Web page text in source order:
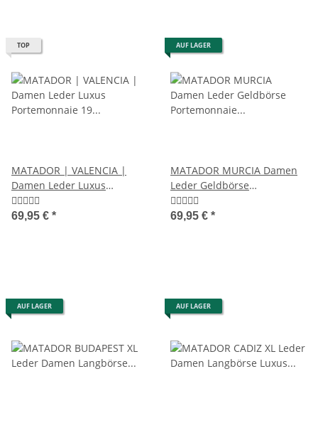
TOP
MATADOR | VALENCIA |
Damen Leder Luxus
Portemonnaie 19 Farben
69,95 € *
AUF LAGER
MATADOR MURCIA Damen
Leder Geldbörse
Portemonnaie RFID 5 Farben
69,95 € *
AUF LAGER AUF LAGER